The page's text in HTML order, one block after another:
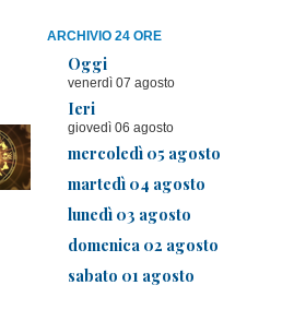
ARCHIVIO 24 ORE
Oggi
venerdì 07 agosto
Ieri
giovedì 06 agosto
mercoledì 05 agosto
martedì 04 agosto
lunedì 03 agosto
domenica 02 agosto
sabato 01 agosto